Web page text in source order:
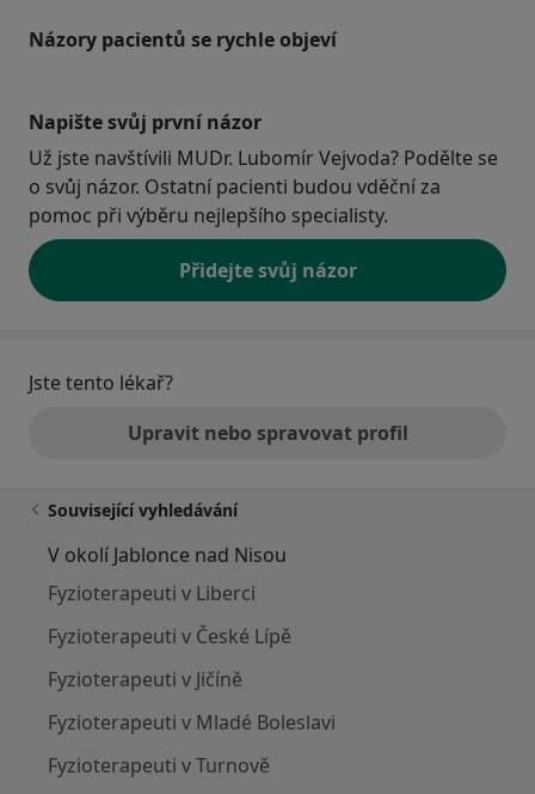
Názory pacientů se rychle objeví
Napište svůj první názor
Už jste navštívili MUDr. Lubomír Vejvoda? Podělte se
o svůj názor. Ostatní pacienti budou vděční za
pomoc při výběru nejlepšího specialisty.
Přidejte svůj názor
Jste tento lékař?
Upravit nebo spravovat profil
Související vyhledávání
V okolí Jablonce nad Nisou
Fyzioterapeuti v Liberci
Fyzioterapeuti v České Lípě
Fyzioterapeuti v Jičíně
Fyzioterapeuti v Mladé Boleslavi
Fyzioterapeuti v Turnově